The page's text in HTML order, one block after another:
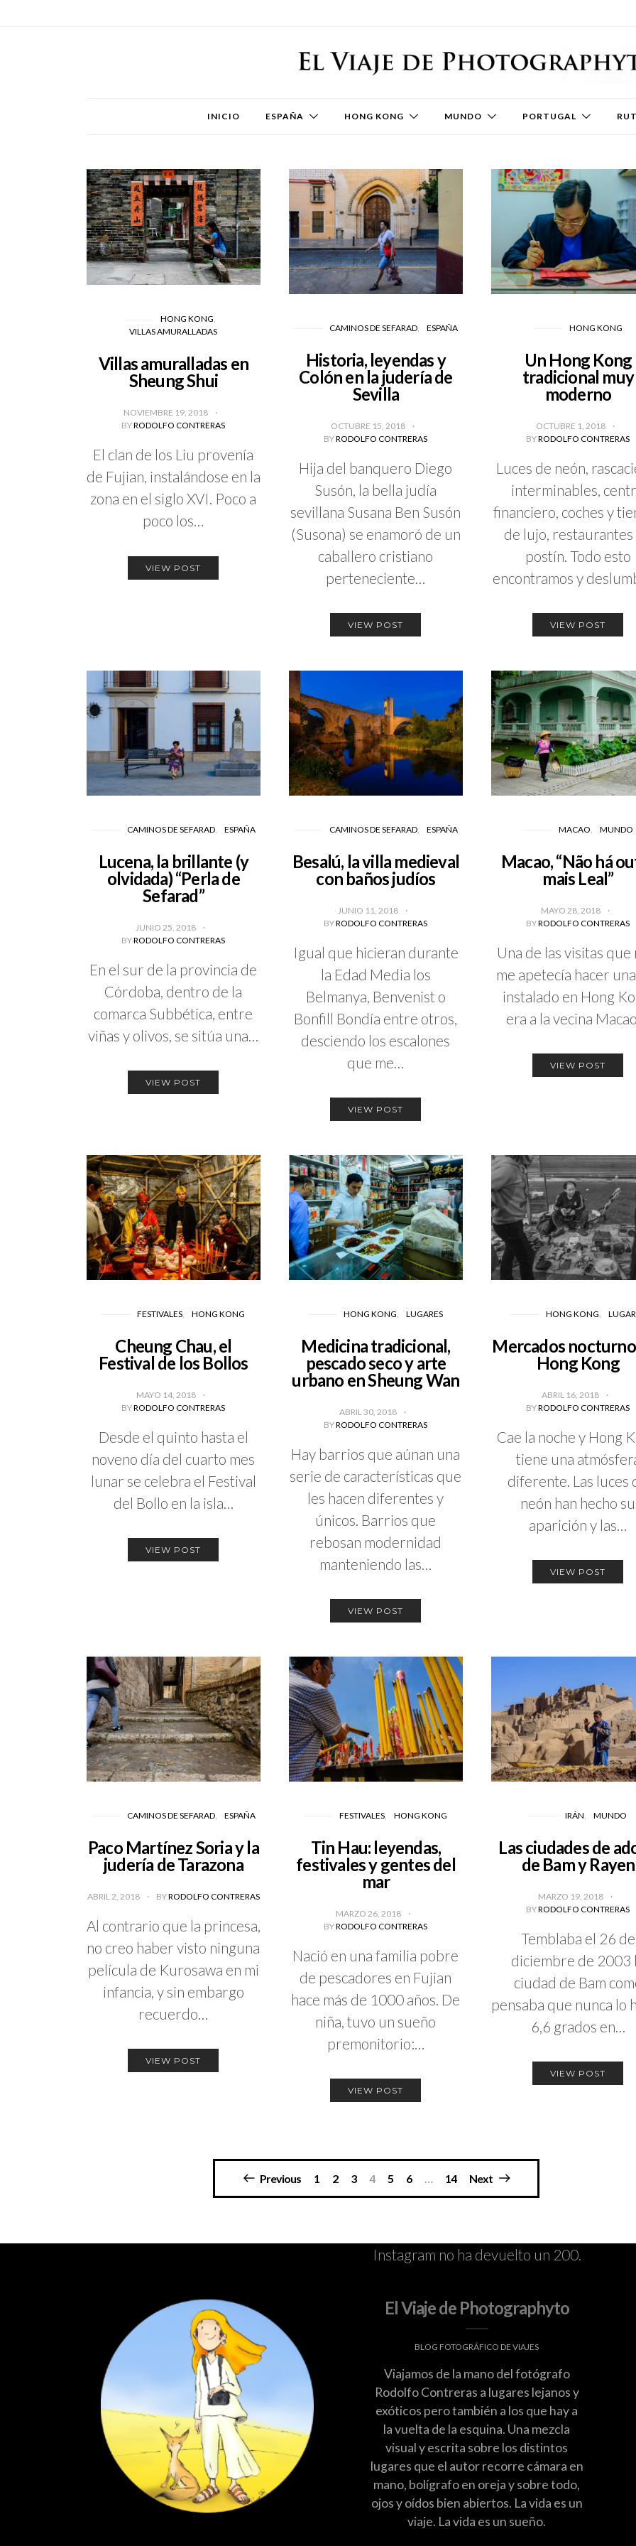
INICIO ESPAÑA HONG KONG MUNDO PORTUGAL
HONG KONG
VILLAS AMURALLADAS
Villas amuralladas en
Sheung Shui
NOVIEMBRE 19, 2018
BYRODOLFO CONTRERAS
El clan de los Liu provenía
de Fujian, instalándose en la
zona en el siglo XVI. Poco a
poco los…
VIEW POST
CAMINOS DE SEFARAD ESPAÑA
Historia, leyendas y
Colón en la judería de
Sevilla
OCTUBRE 15, 2018
BYRODOLFO CONTRERAS
Hija del banquero Diego
Susón, la bella judía
sevillana Susana Ben Susón
(Susona) se enamoró de un
caballero cristiano
perteneciente…
VIEW POST
HONG KONG
Un Hong Kong
tradicional muy
moderno
OCTUBRE 1, 2018
BYRODOLFO CONTRERAS
Luces de neón,
interminables,
financiero, coches y
de lujo, restaurantes
postín. Todo esto
encontramos y
VIEW POST
CAMINOS DE SEFARAD ESPAÑA
Lucena, la brillante (y
olvidada) “Perla de
Sefarad”
JUNIO 25, 2018
BYRODOLFO CONTRERAS
En el sur de la provincia de
Córdoba, dentro de la
comarca Subbética, entre
viñas y olivos, se sitúa una…
VIEW POST
CAMINOS DE SEFARAD ESPAÑA
Besalú, la villa medieval
con baños judíos
JUNIO 11, 2018
BYRODOLFO CONTRERAS
Igual que hicieran durante
la Edad Media los
Belmanya, Benvenist o
Bonfill Bondía entre otros,
desciendo los escalones
que me…
VIEW POST
MACAO MUNDO
Macao, “Não há
mais Leal”
MAYO 28, 2018
BYRODOLFO CONTRERAS
Una de las visitas que
me apetecía hacer
instalado en Hong
era a la vecina
VIEW POST
FESTIVALES HONG KONG
Cheung Chau, el
Festival de los Bollos
MAYO 14, 2018
BYRODOLFO CONTRERAS
Desde el quinto hasta el
noveno día del cuarto mes
lunar se celebra el Festival
del Bollo en la isla…
VIEW POST
HONG KONG LUGARES
Medicina tradicional,
pescado seco y arte
urbano en Sheung Wan
ABRIL 30, 2018
BYRODOLFO CONTRERAS
Hay barrios que aúnan una
serie de características que
les hacen diferentes y
únicos. Barrios que
rebosan modernidad
manteniendo las…
VIEW POST
HONG KONG
Mercados
Hong Kong
ABRIL 16, 2018
BYRODOLFO CONTRERAS
Cae la noche y Hong
tiene una
diferente. Las luces
neón han hecho su
aparición y las…
VIEW POST
CAMINOS DE SEFARAD ESPAÑA
Paco Martínez Soria y la
judería de Tarazona
ABRIL 2, 2018 BYRODOLFO CONTRERAS
Al contrario que la princesa,
no creo haber visto ninguna
película de Kurosawa en mi
infancia, y sin embargo
recuerdo…
VIEW POST
FESTIVALES HONG KONG
Tin Hau: leyendas,
festivales y gentes del
mar
MARZO 26, 2018
BYRODOLFO CONTRERAS
Nació en una familia pobre
de pescadores en Fujian
hace más de 1000 años. De
niña, tuvo un sueño
premonitorio:…
VIEW POST
IRÁN MUNDO
Las ciudades de
de Bam y Rayen
MARZO 19, 2018
BYRODOLFO CONTRERAS
Temblaba el 26 de
diciembre de 2003
ciudad de Bam
pensaba que nunca lo
6,6 grados en…
VIEW POST
Previous 1 2 3 4 5 6 … 14 Next
Instagram no ha devuelto un 200.
El Viaje de Photographyto
BLOG FOTOGRÁFICO DE VIAJES
Viajamos de la mano del fotógrafo
Rodolfo Contreras a lugares lejanos y
exóticos pero también a los que hay a
la vuelta de la esquina. Una mezcla
visual y escrita sobre los distintos
lugares que el autor recorre cámara en
mano, bolígrafo en oreja y sobre todo,
ojos y oídos bien abiertos. La vida es un
viaje. La vida es un sueño.